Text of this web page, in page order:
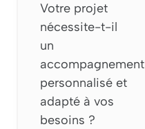
Votre projet
nécessite-t-il
un
accompagnement
personnalisé et
adapté à vos
besoins ?